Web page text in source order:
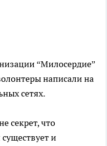
“Милосердие”
написали на
сетях.
секрет, что
и